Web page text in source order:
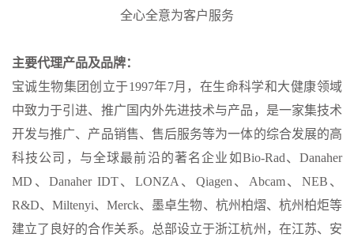
全心全意为客户服务
主要代理产品及品牌：
宝诚生物集团创立于1997年7月，在生命科学和大健康领域
中致力于引进、推广国内外先进技术与产品，是一家集技术
开发与推广、产品销售、售后服务等为一体的综合发展的高
科技公司，与全球最前沿的著名企业如Bio-Rad、Danaher
MD、Danaher IDT、LONZA、Qiagen、Abcam、NEB、
R&D、Miltenyi、Merck、墨卓生物、杭州柏熠、杭州柏炬等
建立了良好的合作关系。总部设立于浙江杭州，在江苏、安